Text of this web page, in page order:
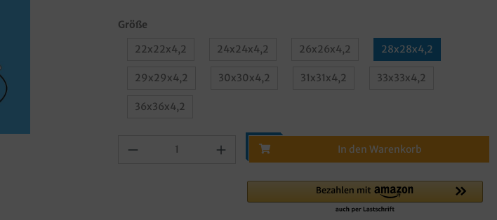
Größe
22x22x4,2
24x24x4,2 26x26x4,2 28x28x4,2
29x29x4,2 30x30x4,2 31x31x4,2 33x33x4,2
36x36x4,2
In den Warenkorb